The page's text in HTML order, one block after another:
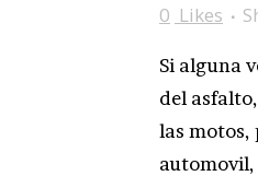
0 Likes
Si alguna
del
las motos,
automovil,